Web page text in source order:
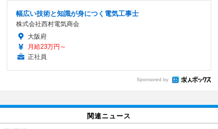
幅広い技術と知識が身につく電気工事士
株式会社西村電気商会
大阪府
月給23万円～
正社員
Sponsored by
関連ニュース